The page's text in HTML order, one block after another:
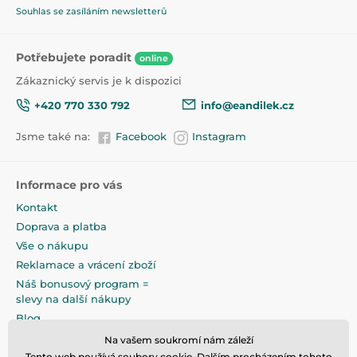
Souhlas se zasíláním newsletterů
Potřebujete poradit online
Zákaznický servis je k dispozici
+420 770 330 792
info@eandilek.cz
Jsme také na: Facebook Instagram
Informace pro vás
Kontakt
Doprava a platba
Vše o nákupu
Reklamace a vrácení zboží
Náš bonusový program =
slevy na další nákupy
Blog
Obchodní podmínkyNa vašem soukromí nám záleží